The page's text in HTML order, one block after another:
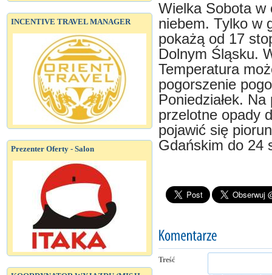
INCENTIVE TRAVEL MANAGER
Prezenter Oferty - Salon
Wielka Sobota w
niebem. Tylko w
pokażą od 17
Dolnym Śląsku.
Temperatura
pogorszenie
Poniedziałek.
przelotne opady
pojawić się
Gdańskim do 24
Treść